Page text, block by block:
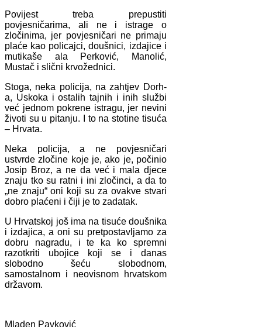
Povijest treba prepustiti
povjesničarima, ali ne i istrage o
zločinima, jer povjesničari ne primaju
plaće kao policajci, doušnici, izdajice i
mutikaše ala Perković, Manolić,
Mustač i slični krvožednici.
Stoga, neka policija, na zahtjev Dorh-
a, Uskoka i ostalih tajnih i inih službi
već jednom pokrene istragu, jer nevini
životi su u pitanju. I to na stotine tisuća
– Hrvata.
Neka policija, a ne povjesničari
ustvrde zločine koje je, ako je, počinio
Josip Broz, a ne da već i mala djece
znaju tko su ratni i ini zločinci, a da to
„ne znaju“ oni koji su za ovakve stvari
dobro plaćeni i čiji je to zadatak.
U Hrvatskoj još ima na tisuće doušnika
i izdajica, a oni su pretpostavljamo za
dobru nagradu, i te ka ko spremni
razotkriti ubojice koji se i danas
slobodno šeću slobodnom,
samostalnom i neovisnom hrvatskom
državom.
Mladen Pavković